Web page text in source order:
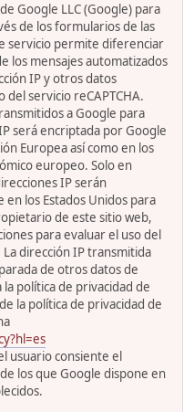
Google LLC (Google) para
de los formularios de las
servicio permite diferenciar
los mensajes automatizados
IP y otros datos
servicio reCAPTCHA.
a Google para
será encriptada por Google
Europea así como en los
europeo. Solo en
IP serán
los Estados Unidos para
de este sitio web,
para evaluar el uso del
dirección IP transmitida
de otros datos de
política de privacidad de
la política de privacidad de
usuario consiente el
los que Google dispone en